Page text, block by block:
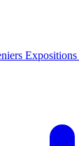
Expositions